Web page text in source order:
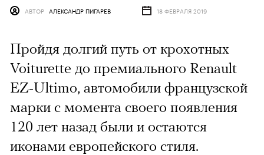
АВТОР АЛЕКСАНДР ПИГАРЕВ 18 ФЕВРАЛЯ 2019
Пройдя долгий путь от крохотных
Voiturette до премиального Renault
EZ-Ultimo, автомобили французской
марки с момента своего появления
120 лет назад были и остаются
иконами европейского стиля.